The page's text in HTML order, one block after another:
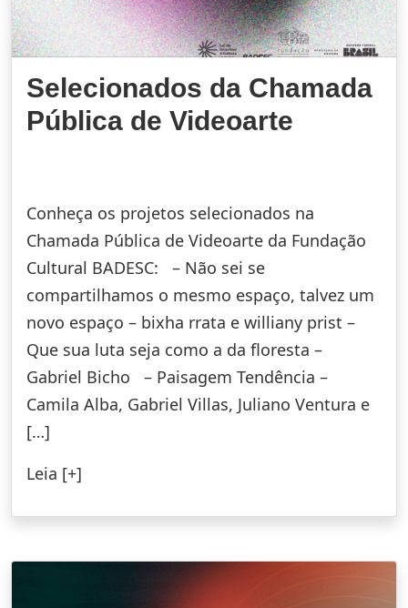
Selecionados da Chamada
Pública de Videoarte
Conheça os projetos selecionados na
Chamada Pública de Videoarte da Fundação
Cultural BADESC: – Não sei se
compartilhamos o mesmo espaço, talvez um
novo espaço – bixha rrata e williany prist –
Que sua luta seja como a da floresta –
Gabriel Bicho – Paisagem Tendência –
Camila Alba, Gabriel Villas, Juliano Ventura e
[…]
Leia [+]